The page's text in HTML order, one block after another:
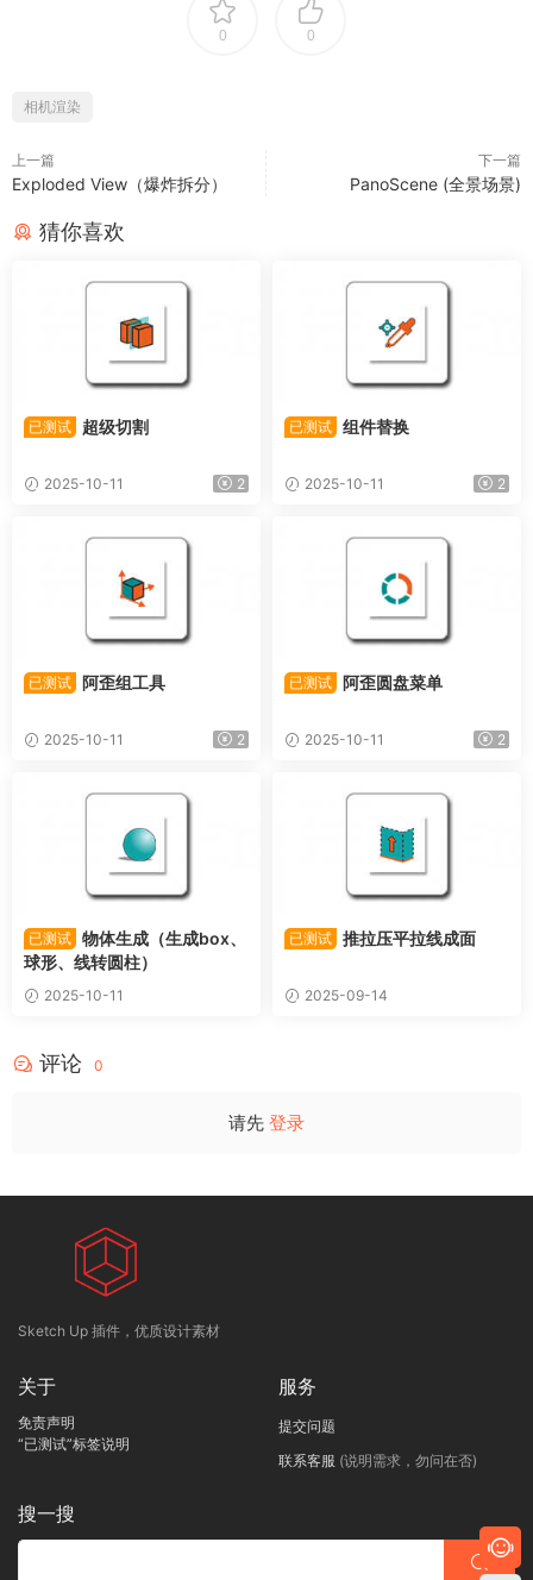
0 0
相机渲染
上一篇
Exploded View（爆炸拆分）
下一篇
PanoScene (全景场景)
猜你喜欢
已测试 超级切割
2025-10-11 2
已测试 组件替换
2025-10-11 2
已测试 阿歪组工具
2025-10-11 2
已测试 阿歪圆盘菜单
2025-10-11 2
已测试 物体生成（生成box、
球形、线转圆柱）
2025-10-11
已测试 推拉压平拉线成面
2025-09-14
评论 0
请先 登录
Sketch Up 插件，优质设计素材
关于
免责声明
“已测试”标签说明
服务
提交问题
联系客服 (说明需求，勿问在否)
搜一搜